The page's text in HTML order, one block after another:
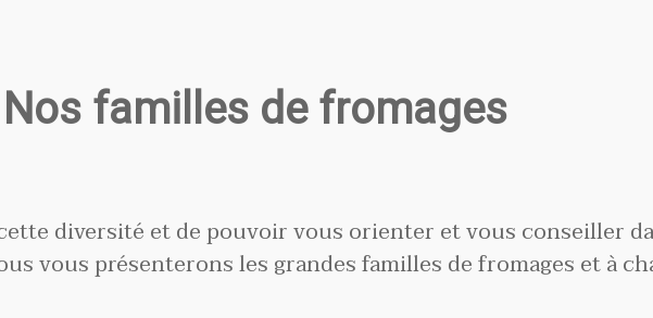
Nos familles de fromages
diversité et de pouvoir vous orienter et vous conseiller
vous présenterons les grandes familles de fromages et à